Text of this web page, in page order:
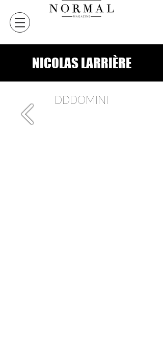
NICOLAS LARRIÈRE
DDDOMINI